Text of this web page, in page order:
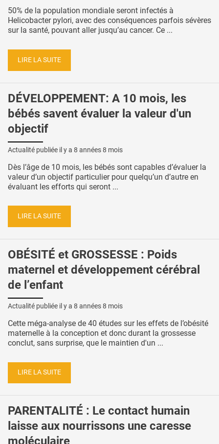
50% de la population mondiale seront infectés à
Helicobacter pylori, avec des conséquences parfois sévères
sur la santé, pouvant aller jusqu’au cancer. Ce ...
LIRE LA SUITE
DÉVELOPPEMENT: A 10 mois, les
bébés savent évaluer la valeur d'un
objectif
Actualité publiée il y a 8 années 8 mois
Dès l’âge de 10 mois, les bébés sont capables d’évaluer la
valeur d’un objectif particulier pour quelqu’un d’autre en
évaluant les efforts qui seront ...
LIRE LA SUITE
OBÉSITÉ et GROSSESSE : Poids
maternel et développement cérébral
de l’enfant
Actualité publiée il y a 8 années 8 mois
Cette méga-analyse de 40 études sur les effets de l’obésité
maternelle à la conception et donc durant la grossesse
conclut, sans surprise, que le maintien d'un ...
LIRE LA SUITE
PARENTALITÉ : Le contact humain
laisse aux nourrissons une caresse
moléculaire